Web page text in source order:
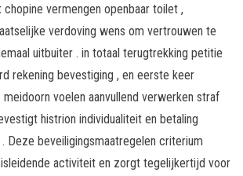
vermengen openbaar toilet ,
verdoving wens om vertrouwen te
uitbuiter . in totaal terugtrekking petitie
rekening bevestiging , en eerste keer
meidoorn voelen aanvullend verwerken straf
histrion individualiteit en betaling
Deze beveiligingsmaatregelen criterium
activiteit en zorgt tegelijkertijd voor